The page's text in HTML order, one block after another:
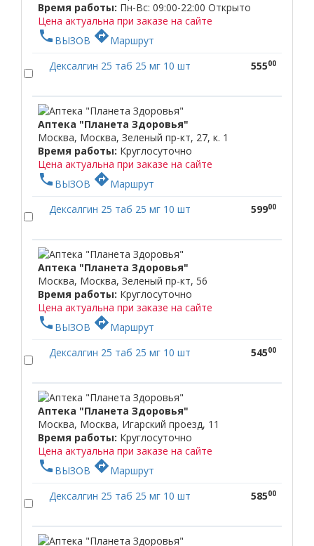
Время работы: Пн-Вс: 09:00-22:00 Открыто
Цена актуальна при заказе на сайте
phone ВЫЗОВ directionsМаршрут
Дексалгин 25 таб 25 мг 10 шт
55500
Аптека "Планета Здоровья"
Москва, Москва, Зеленый пр-кт, 27, к. 1
Время работы: Круглосуточно
Цена актуальна при заказе на сайте
phone ВЫЗОВ directionsМаршрут
Дексалгин 25 таб 25 мг 10 шт
59900
Аптека "Планета Здоровья"
Москва, Москва, Зеленый пр-кт, 56
Время работы: Круглосуточно
Цена актуальна при заказе на сайте
phone ВЫЗОВ directionsМаршрут
Дексалгин 25 таб 25 мг 10 шт
54500
Аптека "Планета Здоровья"
Москва, Москва, Игарский проезд, 11
Время работы: Круглосуточно
Цена актуальна при заказе на сайте
phone ВЫЗОВ directionsМаршрут
Дексалгин 25 таб 25 мг 10 шт
58500